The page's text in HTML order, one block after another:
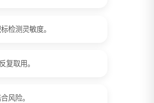
检测灵敏度。
复取用。
风险。